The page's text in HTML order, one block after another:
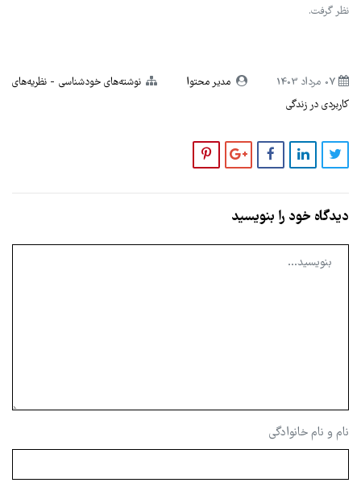
نظر گرفت.
07 مرداد 1403 مدیر محتوا نوشته‌های خودشناسی
نظریه‌های
کاربردی در زندگی
دیدگاه خود را بنویسید
نام و نام خانوادگی